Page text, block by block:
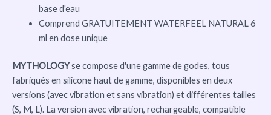
base d'eau
Comprend GRATUITEMENT WATERFEEL NATURAL 6
ml en dose unique
MYTHOLOGYse compose d'une gamme de godes, tous
fabriqués en silicone haut de gamme, disponibles en deux
versions (avec vibration et sans vibration) et différentes tailles
(S, M, L). La version avec vibration, rechargeable, compatible